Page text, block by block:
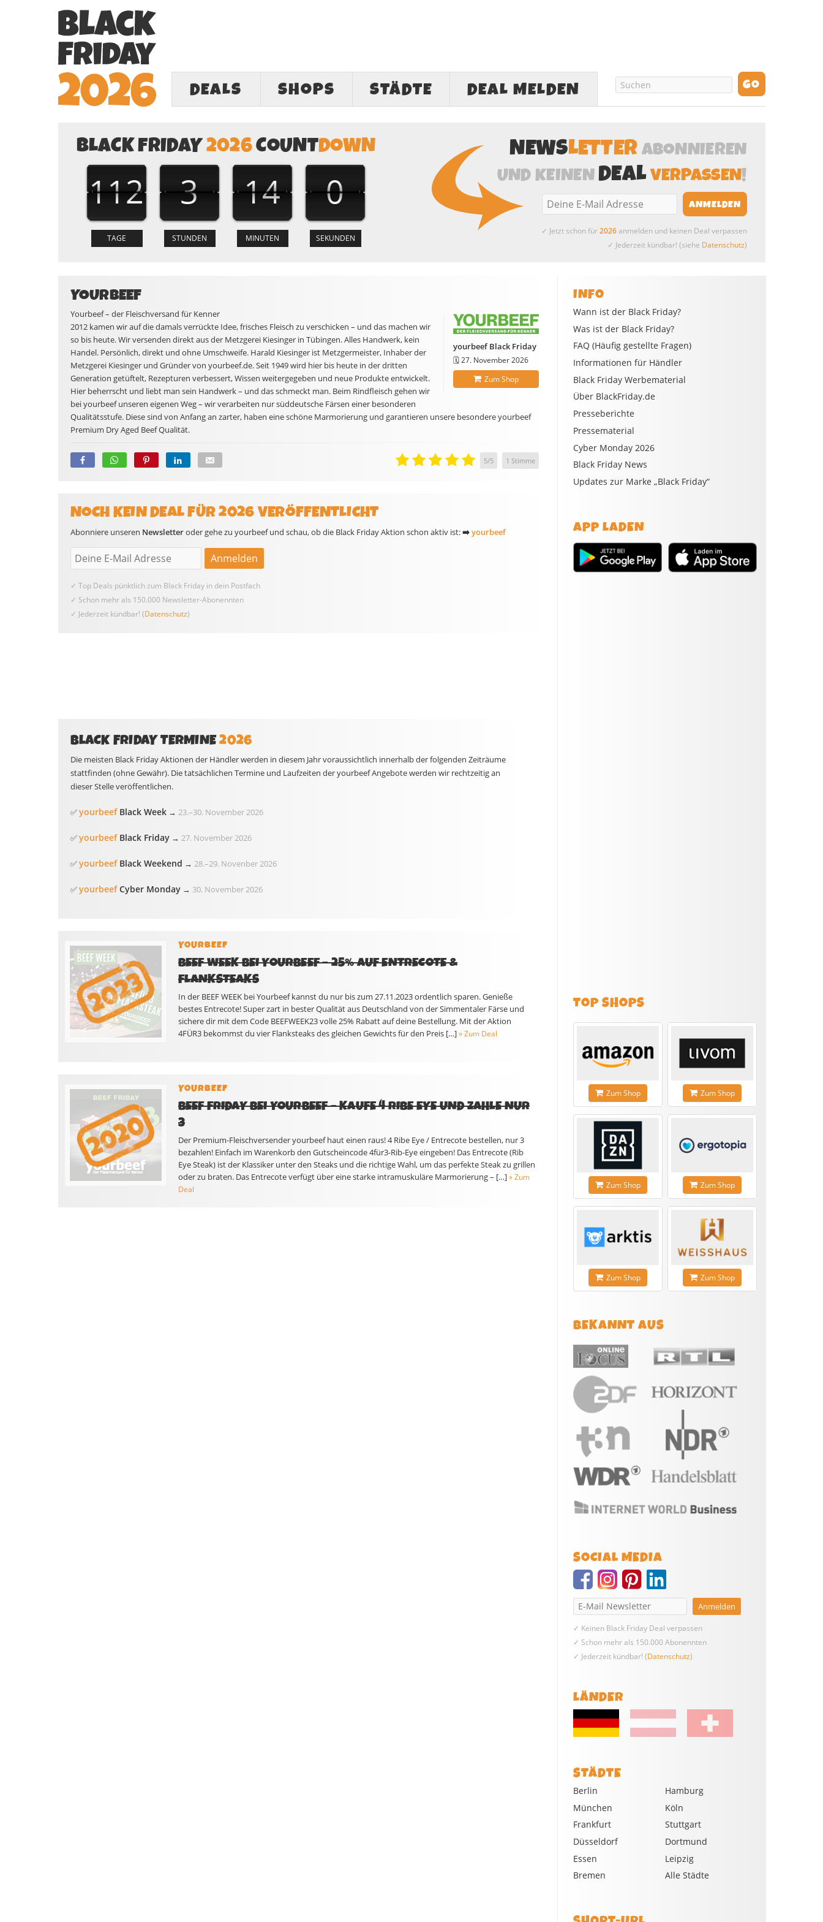
DEALS SHOPS STÄDTE DEAL MELDEN
BLACK FRIDAY2026COUNTDOWN
112 3 14 0
NEWSLETTERABONNIEREN
UND KEINENDEALVERPASSEN!
✓ Jetzt schon für2026anmelden und keinen Deal verpassen
✓ Jederzeit kündbar! (siehe Datenschutz)
YOURBEEF
yourbeef Black Friday
🗓️27. November 2026
Zum Shop
Yourbeef – der Fleischversand für Kenner
2012 kamen wir auf die damals verrückte Idee, frisches Fleisch zu verschicken – und das machen wir
so bis heute. Wir versenden direkt aus der Metzgerei Kiesinger in Tübingen. Alles Handwerk, kein
Handel. Persönlich, direkt und ohne Umschweife. Harald Kiesinger ist Metzgermeister, Inhaber der
Metzgerei Kiesinger und Gründer von yourbeef.de. Seit 1949 wird hier bis heute in der dritten
Generation getüftelt, Rezepturen verbessert, Wissen weitergegeben und neue Produkte entwickelt.
Hier beherrscht und liebt man sein Handwerk – und das schmeckt man. Beim Rindfleisch gehen wir
bei yourbeef unseren eigenen Weg – wir verarbeiten nur süddeutsche Färsen einer besonderen
Qualitätsstufe. Diese sind von Anfang an zarter, haben eine schöne Marmorierung und garantieren unsere besondere yourbeef
Premium Dry Aged Beef Qualität.
5/5 1 Stimme
NOCH KEIN DEAL FÜR 2026 VERÖFFENTLICHT
Abonniere unseren Newsletteroder gehe zu yourbeef und schau, ob die Black Friday Aktion schon aktiv ist:➡️yourbeef
✓ Top Deals pünktlich zum Black Friday in dein Postfach
✓ Schon mehr als 150.000 Newsletter-Abonennten
✓ Jederzeit kündbar! (Datenschutz)
BLACK FRIDAY TERMINE2026
Die meisten Black Friday Aktionen der Händler werden in diesem Jahr voraussichtlich innerhalb der folgenden Zeiträume
stattfinden (ohne Gewähr). Die tatsächlichen Termine und Laufzeiten der yourbeef Angebote werden wir rechtzeitig an
dieser Stelle veröffentlichen.
✅yourbeefBlack Week → 23.–30. November 2026
✅yourbeefBlack Friday → 27. November 2026
✅yourbeefBlack Weekend → 28.–29. Novenber 2026
✅yourbeefCyber Monday → 30. November 2026
YOURBEEF
BEEF WEEK BEI YOURBEEF – 25% AUF ENTRECOTE &
FLANKSTEAKS
In der BEEF WEEK bei Yourbeef kannst du nur bis zum 27.11.2023 ordentlich sparen. Genieße
bestes Entrecote! Super zart in bester Qualität aus Deutschland von der Simmentaler Färse und
sichere dir mit dem Code BEEFWEEK23 volle 25% Rabatt auf deine Bestellung. Mit der Aktion
4FÜR3 bekommst du vier Flanksteaks des gleichen Gewichts für den Preis […] » Zum Deal
YOURBEEF
BEEF FRIDAY BEI YOURBEEF – KAUFE 4 RIBE EYE UND ZAHLE NUR
3
Der Premium-Fleischversender yourbeef haut einen raus! 4 Ribe Eye / Entrecote bestellen, nur 3
bezahlen! Einfach im Warenkorb den Gutscheincode 4für3-Rib-Eye eingeben! Das Entrecote (Rib
Eye Steak) ist der Klassiker unter den Steaks und die richtige Wahl, um das perfekte Steak zu grillen
oder zu braten. Das Entrecote verfügt über eine starke intramuskuläre Marmorierung – […] » Zum
Deal
INFO
Wann ist der Black Friday?
Was ist der Black Friday?
FAQ (Häufig gestellte Fragen)
Informationen für Händler
Black Friday Werbematerial
Über BlackFriday.de
Presseberichte
Pressematerial
Cyber Monday 2026
Black Friday News
Updates zur Marke „Black Friday“
APP LADEN
TOP SHOPS
Zum Shop Zum Shop
Zum Shop Zum Shop
Zum Shop Zum Shop
BEKANNT AUS
SOCIAL MEDIA
✓ Keinen Black Friday Deal verpassen
✓ Schon mehr als 150.000 Abonennten
✓ Jederzeit kündbar! (Datenschutz)
LÄNDER
STÄDTE
Berlin
Hamburg
München
Köln
Frankfurt
Stuttgart
Düsseldorf
Dortmund
Essen
Leipzig
Bremen
Alle Städte